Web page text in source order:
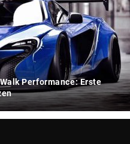
Performance: Erste